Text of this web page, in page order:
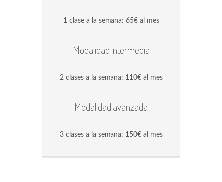
1 clase a la semana: 65€ al mes
Modalidad intermedia
2 clases a la semana: 110€ al mes
Modalidad avanzada
3 clases a la semana: 150€ al mes